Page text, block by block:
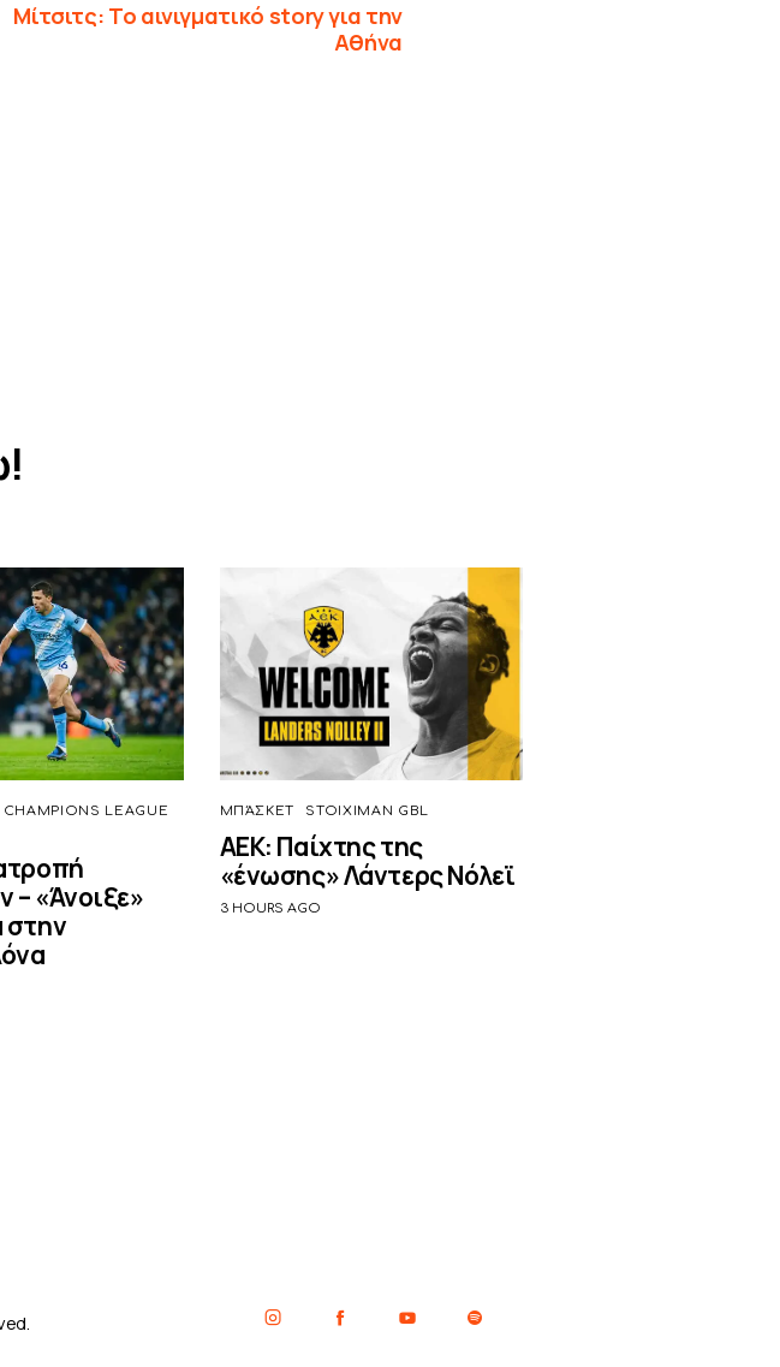
Μίτσιτς: Το αινιγματικό story για την
Αθήνα
CHAMPIONS LEAGUE
– «Άνοιξε»
στην
ΜΠΆΣΚΕΤ STOIXIMAN GBL
ΑΕΚ: Παίχτης της
«ένωσης» Λάντερς Νόλεϊ
3 HOURS AGO